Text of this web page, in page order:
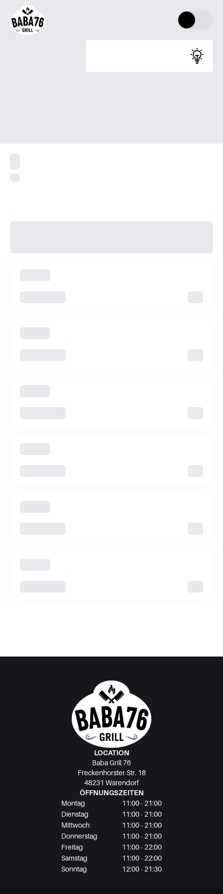
LOCATION
Baba Grill 76
Freckenhorster Str. 18
48231 Warendorf
ÖFFNUNGSZEITEN
Montag
11:00 - 21:00
Dienstag
11:00 - 21:00
Mittwoch
11:00 - 21:00
Donnerstag
11:00 - 21:00
Freitag
11:00 - 22:00
Samstag
11:00 - 22:00
Sonntag
12:00 - 21:30